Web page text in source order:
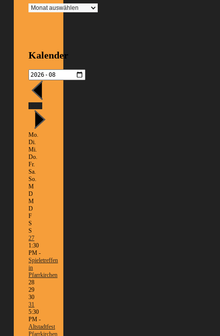
Archiv
Kalender
Mo.
Di.
Mi.
Do.
Fr.
Sa.
So.
M
D
M
D
F
S
S
27
1:30
PM -
Spieletreffen
in
Pfarrkirchen
28
29
30
31
5:30
PM -
Altstadtfest
Pfarrkirchen